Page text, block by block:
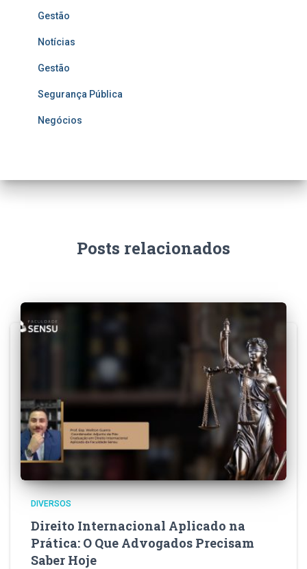
Gestão
Notícias
Gestão
Segurança Pública
Negócios
Posts relacionados
DIVERSOS
Direito Internacional Aplicado na
Prática: O Que Advogados Precisam
Saber Hoje